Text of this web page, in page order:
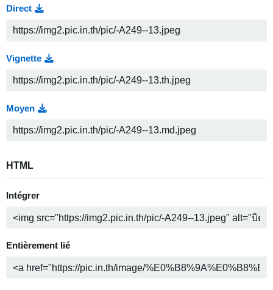
Direct
Vignette
Moyen
HTML
Intégrer
Entièrement lié